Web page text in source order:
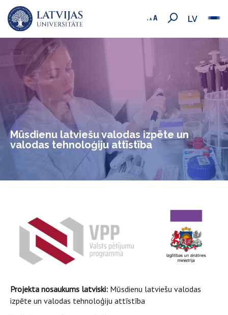
LV
Mūsdienu latviešu valodas izpēte un
valodas tehnoloģiju attīstība
Projekta nosaukums latviski: Mūsdienu latviešu valodas
izpēte un valodas tehnoloģiju attīstība